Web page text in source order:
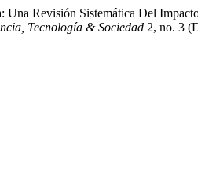
Revisión Sistemática Del
Tecnología & Sociedad 2, no. 3